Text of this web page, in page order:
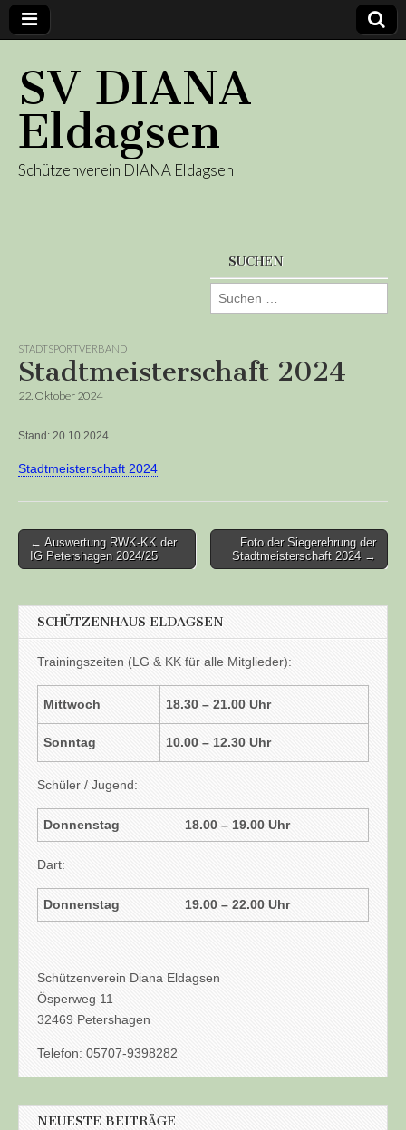
SV DIANA
Eldagsen
Schützenverein DIANA Eldagsen
SUCHEN
Suchen
nach:
STADTSPORTVERBAND
Stadtmeisterschaft 2024
22. Oktober 2024
Stand: 20.10.2024
Stadtmeisterschaft 2024
Post
navigation
← Auswertung RWK-KK der
IG Petershagen 2024/25
Foto der Siegerehrung der
Stadtmeisterschaft 2024 →
SCHÜTZENHAUS ELDAGSEN
Trainingszeiten (LG & KK für alle Mitglieder):
Mittwoch 18.30 – 21.00 Uhr
Sonntag 10.00 – 12.30 Uhr
Schüler / Jugend:
Donnenstag 18.00 – 19.00 Uhr
Dart:
Donnenstag 19.00 – 22.00 Uhr
Schützenverein Diana Eldagsen
Ösperweg 11
32469 Petershagen
Telefon: 05707-9398282
NEUESTE BEITRÄGE